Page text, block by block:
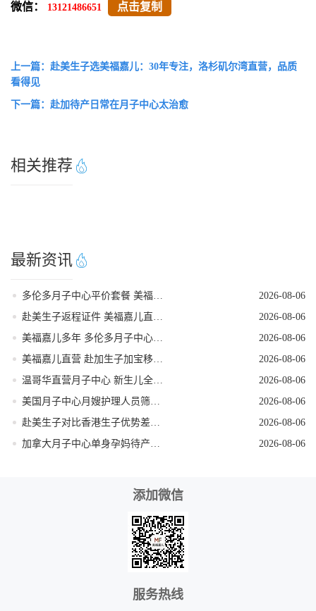
微信：
13121486651 点击复制
上一篇：赴美生子选美福嘉儿：30年专注，洛杉矶尔湾直营，品质
看得见
下一篇：赴加待产日常在月子中心太治愈
相关推荐
最新资讯
多伦多月子中心平价套餐 美福嘉儿直营
2026-08-06
赴美生子返程证件 美福嘉儿直营核对清单
2026-08-06
美福嘉儿多年 多伦多月子中心新生儿体检陪同
2026-08-06
美福嘉儿直营 赴加生子加宝移民科普
2026-08-06
温哥华直营月子中心 新生儿全天专人看护
2026-08-06
美国月子中心月嫂护理人员筛选技巧
2026-08-06
赴美生子对比香港生子优势差距全面分析
2026-08-06
加拿大月子中心单身孕妈待产全程方案
2026-08-06
添加微信
服务热线